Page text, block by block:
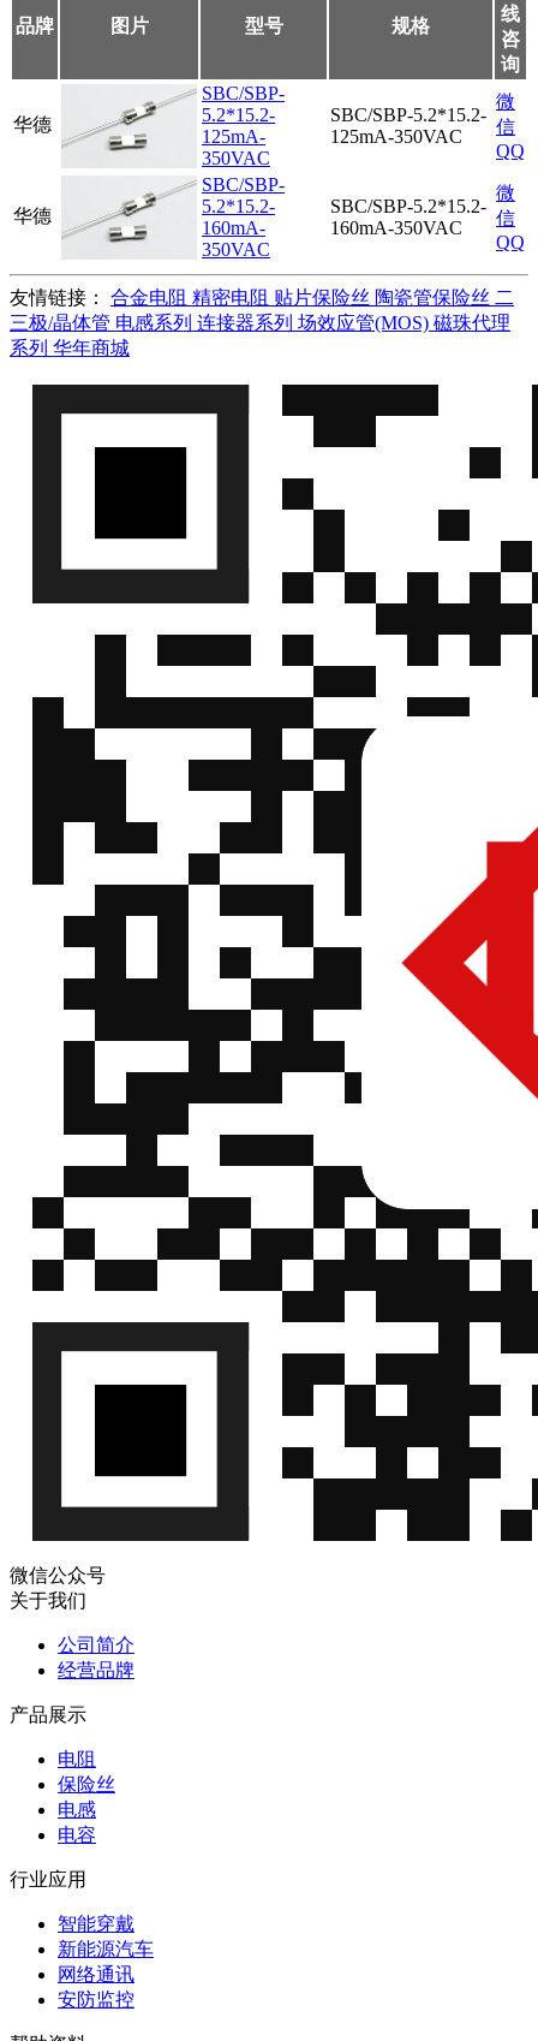
品牌 图片 型号 规格
线
咨
询
华德
SBC/SBP-
5.2*15.2-
125mA-
350VAC
SBC/SBP-5.2*15.2-
125mA-350VAC
微
信
QQ
华德
SBC/SBP-
5.2*15.2-
160mA-
350VAC
SBC/SBP-5.2*15.2-
160mA-350VAC
微
信
QQ
友情链接： 合金电阻 精密电阻 贴片保险丝 陶瓷管保险丝 二
三极/晶体管 电感系列 连接器系列 场效应管(MOS) 磁珠代理
系列 华年商城
微信公众号
关于我们
公司简介
经营品牌
产品展示
电阻
保险丝
电感
电容
行业应用
智能穿戴
新能源汽车
网络通讯
安防监控